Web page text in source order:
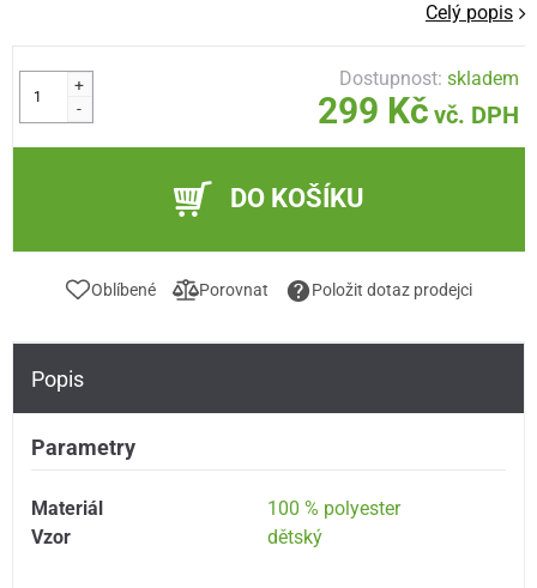
Celý popis
+
-
Dostupnost:skladem
299 Kč vč. DPH
DO KOŠÍKU
Oblíbené Porovnat Položit dotaz prodejci
Popis
Parametry
Materiál
100 % polyester
Vzor
dětský